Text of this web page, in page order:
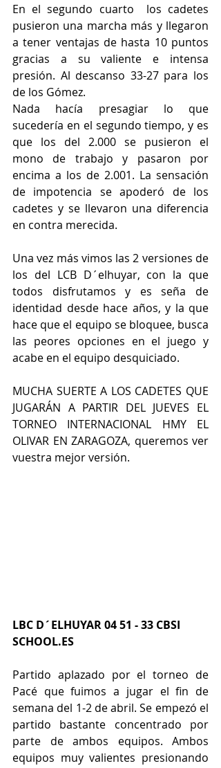
En el segundo cuarto  los cadetes
pusieron una marcha más y llegaron
a tener ventajas de hasta 10 puntos
gracias a su valiente e intensa
presión. Al descanso 33-27 para los
de los Gómez.
Nada hacía presagiar lo que
sucedería en el segundo tiempo, y es
que los del 2.000 se pusieron el
mono de trabajo y pasaron por
encima a los de 2.001. La sensación
de impotencia se apoderó de los
cadetes y se llevaron una diferencia
en contra merecida.
Una vez más vimos las 2 versiones de
los del LCB D´elhuyar, con la que
todos disfrutamos y es seña de
identidad desde hace años, y la que
hace que el equipo se bloquee, busca
las peores opciones en el juego y
acabe en el equipo desquiciado.
MUCHA SUERTE A LOS CADETES QUE
JUGARÁN A PARTIR DEL JUEVES EL
TORNEO INTERNACIONAL HMY EL
OLIVAR EN ZARAGOZA, queremos ver
vuestra mejor versión.
LBC D´ELHUYAR 04 51 - 33 CBSI
SCHOOL.ES
Partido aplazado por el torneo de
Pacé que fuimos a jugar el fin de
semana del 1-2 de abril. Se empezó el
partido bastante concentrado por
parte de ambos equipos. Ambos
equipos muy valientes presionando